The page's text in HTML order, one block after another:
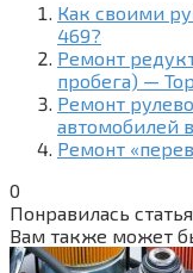
Как своими
469?
Ремонт
пробега) —
Ремонт
автомобилей
Ремонт
0
Понравилась
Вам также может